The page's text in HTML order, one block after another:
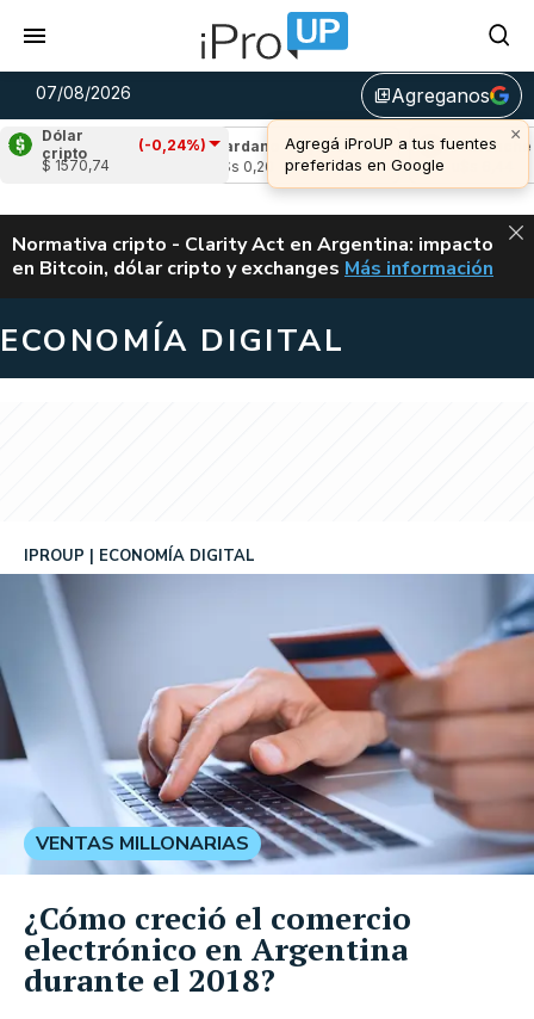
07/08/2026 library_addAgreganos
×
Agregá iProUP a tus fuentes
preferidas en Google
Dólar
cripto
(-0,24%)
$ 1570,74
Cardano (-1,19%)
u$s 0,20
Avalanche
(-
u$s 6,44
ALERTA
Normativa cripto - Clarity Act en Argentina: impacto
en Bitcoin, dólar cripto y exchanges CLARITY ACT EN
Más información
ECONOMÍA DIGITAL
IPROUP ECONOMÍA DIGITAL
VENTAS MILLONARIAS
¿Cómo creció el comercio
electrónico en Argentina
durante el 2018?